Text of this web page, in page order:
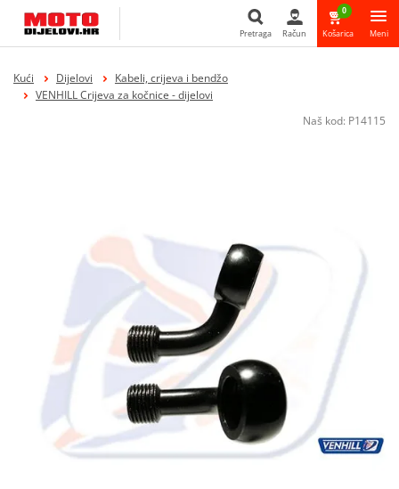
Pretraga Račun
0
Košarica Meni
Kući Dijelovi
Kabeli, crijeva i bendžo
VENHILL Crijeva za kočnice - dijelovi
Naš kod: P14115